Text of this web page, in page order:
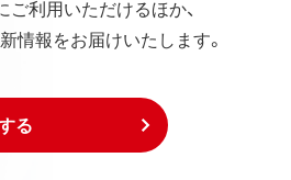
利用いただけるほか、
情報をお届けいたします。
る